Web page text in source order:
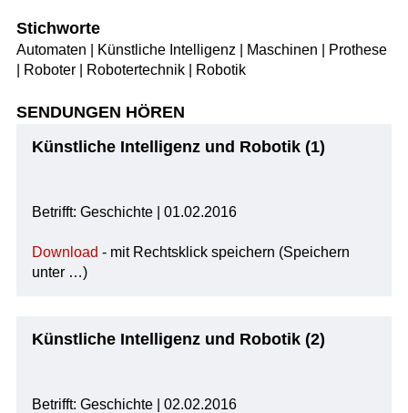
Stichworte
Automaten | Künstliche Intelligenz | Maschinen | Prothese
| Roboter | Robotertechnik | Robotik
SENDUNGEN HÖREN
Künstliche Intelligenz und Robotik (1)
Betrifft: Geschichte | 01.02.2016
Download - mit Rechtsklick speichern (Speichern
unter …)
Künstliche Intelligenz und Robotik (2)
Betrifft: Geschichte | 02.02.2016